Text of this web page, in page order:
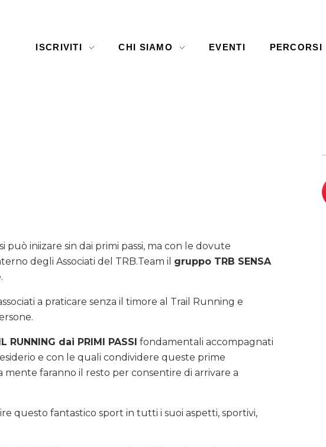
ISCRIVITI CHI SIAMO EVENTI PERCORSI
può iniizare sin dai primi passi, ma con le dovute
degli Associati del TRB.Team il gruppo TRB SENSA
a praticare senza il timore al Trail Running e
dai PRIMI PASSI fondamentali accompagnati
e con le quali condividere queste prime
mente faranno il resto per consentire di arrivare a
questo fantastico sport in tutti i suoi aspetti, sportivi,